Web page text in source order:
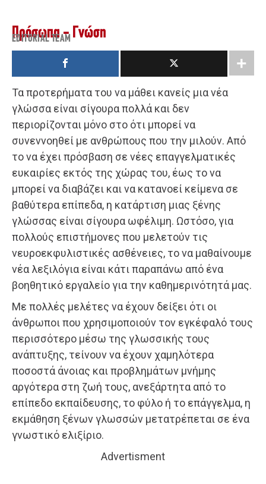
Πρόσωπα - Γνώση
EDITORIAL TEAM
Τα προτερήματα του να μάθει κανείς μια νέα
γλώσσα είναι σίγουρα πολλά και δεν
περιορίζονται μόνο στο ότι μπορεί να
συνεννοηθεί με ανθρώπους που την μιλούν. Από
το να έχει πρόσβαση σε νέες επαγγελματικές
ευκαιρίες εκτός της χώρας του, έως το να
μπορεί να διαβάζει και να κατανοεί κείμενα σε
βαθύτερα επίπεδα, η κατάρτιση μιας ξένης
γλώσσας είναι σίγουρα ωφέλιμη. Ωστόσο, για
πολλούς επιστήμονες που μελετούν τις
νευροεκφυλιστικές ασθένειες, το να μαθαίνουμε
νέα λεξιλόγια είναι κάτι παραπάνω από ένα
βοηθητικό εργαλείο για την καθημερινότητά μας.
Με πολλές μελέτες να έχουν δείξει ότι οι
άνθρωποι που χρησιμοποιούν τον εγκέφαλό τους
περισσότερο μέσω της γλωσσικής τους
ανάπτυξης, τείνουν να έχουν χαμηλότερα
ποσοστά άνοιας και προβλημάτων μνήμης
αργότερα στη ζωή τους, ανεξάρτητα από το
επίπεδο εκπαίδευσης, το φύλο ή το επάγγελμα, η
εκμάθηση ξένων γλωσσών μετατρέπεται σε ένα
γνωστικό ελιξίριο.
Advertisment